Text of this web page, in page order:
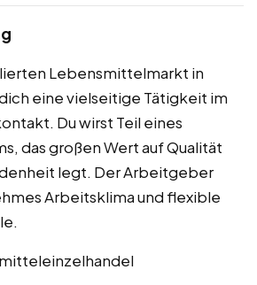
Lebensmittelmarkt in
eine vielseitige Tätigkeit im
Du wirst Teil eines
das großen Wert auf Qualität
legt. Der Arbeitgeber
Arbeitsklima und flexible